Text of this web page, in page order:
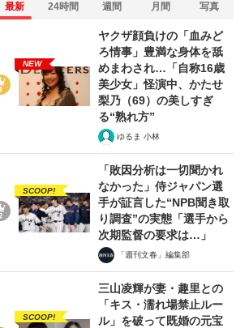
ら』倉本聰氏（91...
最新 24時間 週間 月間 写真
NEW
ヤクザ顔負けの「血みど
ろ情事」豊満な身体を舐
めまわされ…「自称16歳
美少女」怪演中、かたせ
梨乃（69）の美しすぎ
る“熟れ方”
ゆるま 小林
SCOOP!
「敗因分析は一切聞かれ
なかった」侍ジャパン選
手が証言した“NPB聞き取
り調査”の実態「選手から
次期監督の要求は…」
「週刊文春」編集部
SCOOP!
三山凌輝が妻・趣里との
「キス・濡れ場禁止ルー
ル」を破って既婚の元宝